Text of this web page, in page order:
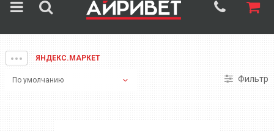
ЯНДЕКС.МАРКЕТ
Фильтр